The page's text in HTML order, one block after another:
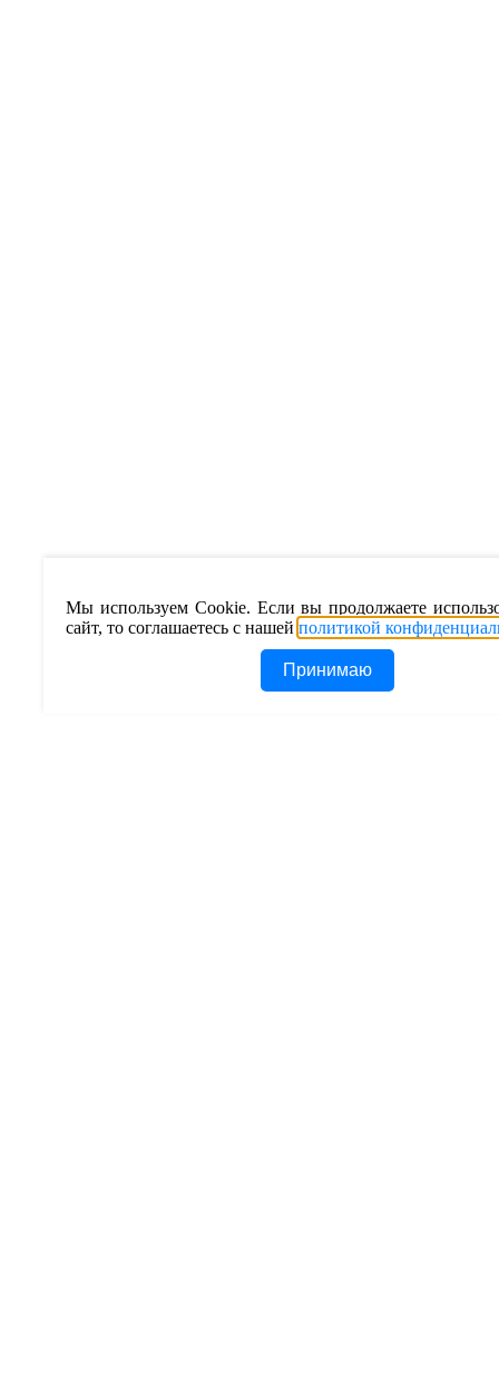
Мы используем Cookie. Если вы продолжаете
сайт, то соглашаетесь с нашей политикой
Принимаю